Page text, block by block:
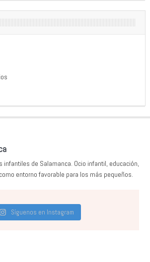
infantiles de Salamanca. Ocio infantil, educación,
entorno favorable para los más pequeños.
Síguenos en Instagram